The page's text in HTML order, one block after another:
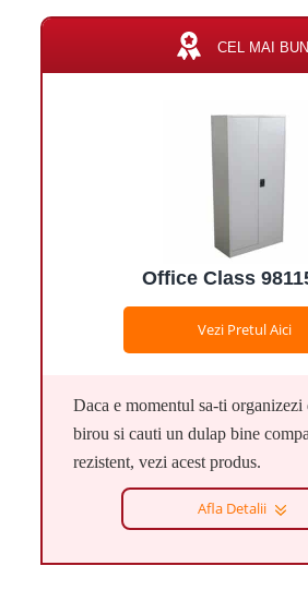
CEL MAI
Office Class
Vezi Pretul Aici
Daca e momentul sa-ti organizezi
birou si cauti un dulap bine
rezistent, vezi acest produs.
Afla Detalii